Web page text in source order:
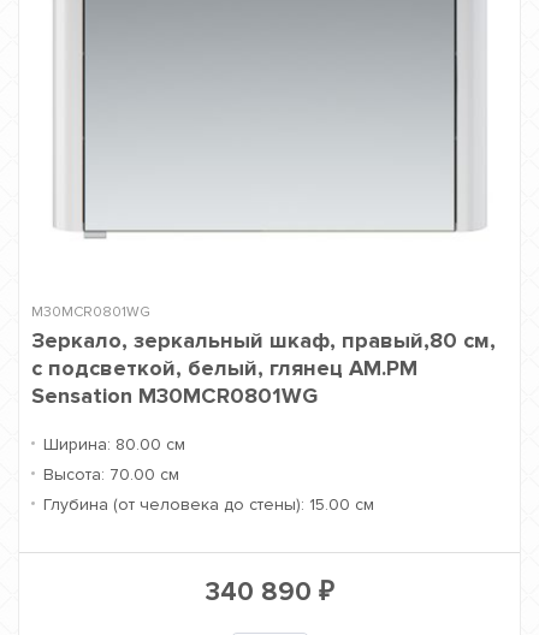
M30MCR0801WG
Зеркало, зеркальный шкаф, правый,80 см,
с подсветкой, белый, глянец AM.PM
Sensation M30MCR0801WG
Ширина: 80.00 см
Высота: 70.00 см
Глубина (от человека до стены): 15.00 см
340 890 ₽